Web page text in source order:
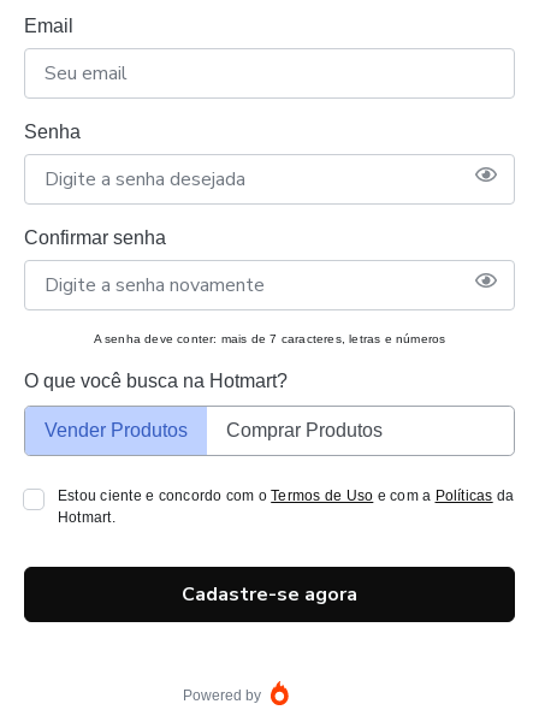
Email
Senha
Confirmar senha
A senha deve conter: mais de 7 caracteres, letras e números
O que você busca na Hotmart?
Vender Produtos Comprar Produtos
Estou ciente e concordo com oTermos de Uso e com a Políticas da
Hotmart.
Cadastre-se agora
Powered by